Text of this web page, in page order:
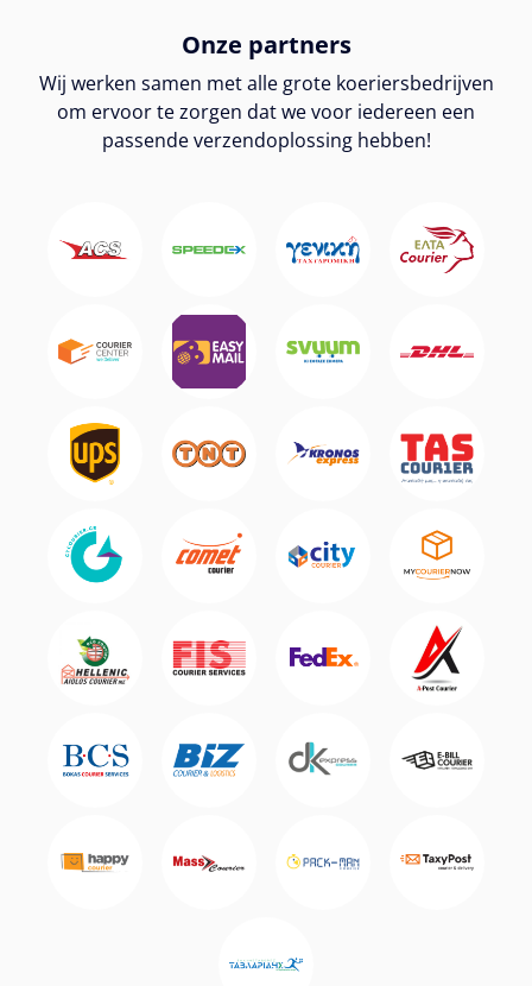
Onze partners
Wij werken samen met alle grote koeriersbedrijven
om ervoor te zorgen dat we voor iedereen een
passende verzendoplossing hebben!